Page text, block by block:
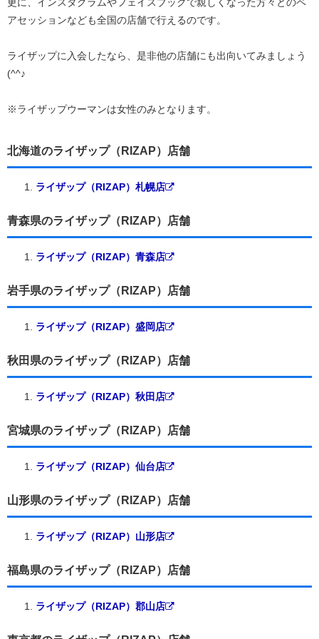
アセッションなども全国の店舗で行えるのです。
ライザップに入会したなら、是非他の店舗にも出向いてみましょう
(^^♪
※ライザップウーマンは女性のみとなります。
北海道のライザップ（RIZAP）店舗
ライザップ（RIZAP）札幌店
青森県のライザップ（RIZAP）店舗
ライザップ（RIZAP）青森店
岩手県のライザップ（RIZAP）店舗
ライザップ（RIZAP）盛岡店
秋田県のライザップ（RIZAP）店舗
ライザップ（RIZAP）秋田店
宮城県のライザップ（RIZAP）店舗
ライザップ（RIZAP）仙台店
山形県のライザップ（RIZAP）店舗
ライザップ（RIZAP）山形店
福島県のライザップ（RIZAP）店舗
ライザップ（RIZAP）郡山店